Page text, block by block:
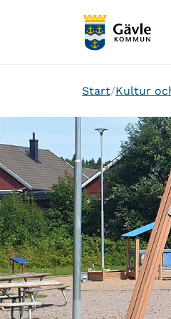
Start Kultur